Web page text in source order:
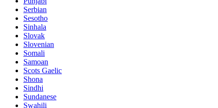
Serbian
Sesotho
Sinhala
Slovak
Slovenian
Somali
Samoan
Scots Gaelic
Shona
Sindhi
Sundanese
Swahili